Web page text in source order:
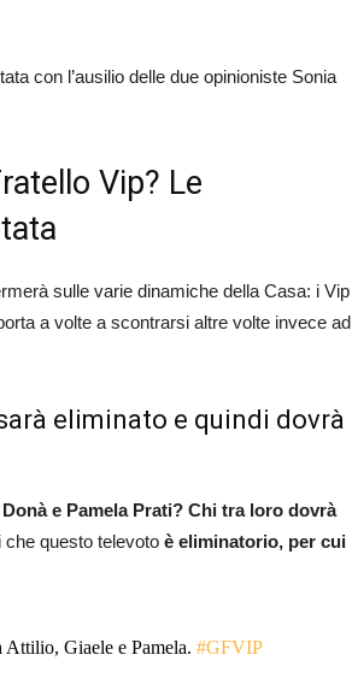
con l’ausilio delle due opinioniste Sonia
Vip? Le
sulle varie dinamiche della Casa: i Vip
a volte a scontrarsi altre volte invece ad
eliminato e quindi dovrà
e Pamela Prati? Chi tra loro dovrà
questo televoto è eliminatorio, per cui
Giaele e Pamela. #GFVIP